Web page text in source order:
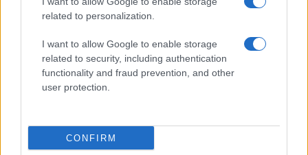
related to personalization.
I want to allow Google to enable storage
related to security, including authentication
functionality and fraud prevention, and other
user protection.
CONFIRM